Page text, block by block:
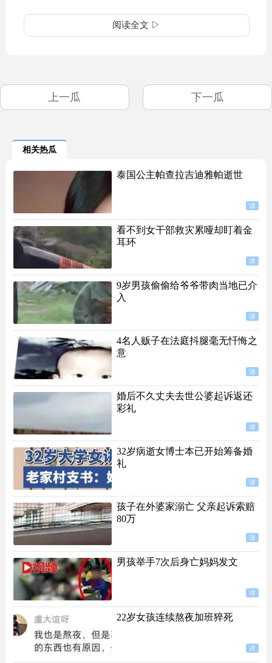
阅读全文 ▷
上一瓜 下一瓜
相关热瓜
泰国公主帕查拉吉迪雅帕逝世
详
看不到女干部救灾累哑却盯着金
耳环
详
9岁男孩偷偷给爷爷带肉当地已介
入
详
4名人贩子在法庭抖腿毫无忏悔之
意
详
婚后不久丈夫去世公婆起诉返还
彩礼
详
32岁病逝女博士本已开始筹备婚
礼
详
孩子在外婆家溺亡 父亲起诉索赔
80万
详
男孩举手7次后身亡妈妈发文
详
22岁女孩连续熬夜加班猝死
详